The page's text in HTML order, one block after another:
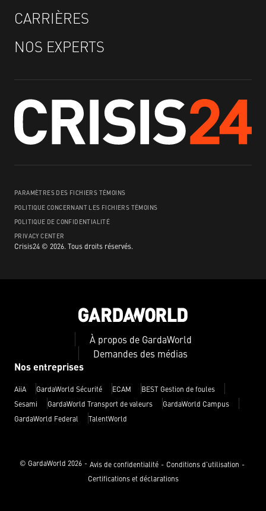
CARRIÈRES
NOS EXPERTS
Crisis24 © 2026. Tous droits réservés.
PRIVACY CENTER
POLITIQUE DE CONFIDENTIALITÉ
POLITIQUE CONCERNANT LES FICHIERS TÉMOINS
PARAMÈTRES DES FICHIERS TÉMOINS
À propos de GardaWorld
Demandes des médias
Nos entreprises
AiiA GardaWorld Sécurité ECAM
BEST Gestion de foules
Sesami
GardaWorld Transport de valeurs
GardaWorld Campus
GardaWorld Federal
TalentWorld
© GardaWorld 2026 Avis de confidentialité
Conditions d’utilisation
Certifications et déclarations